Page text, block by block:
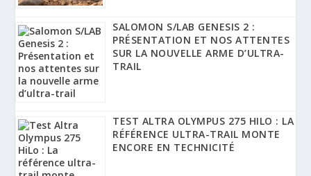
SALOMON S/LAB GENESIS 2 :
PRÉSENTATION ET NOS ATTENTES
SUR LA NOUVELLE ARME D’ULTRA-
TRAIL
TEST ALTRA OLYMPUS 275 HILO : LA
RÉFÉRENCE ULTRA-TRAIL MONTE
ENCORE EN TECHNICITÉ